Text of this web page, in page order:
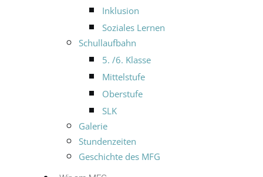
Inklusion
Soziales Lernen
Schullaufbahn
5. /6. Klasse
Mittelstufe
Oberstufe
SLK
Galerie
Stundenzeiten
Geschichte des MFG